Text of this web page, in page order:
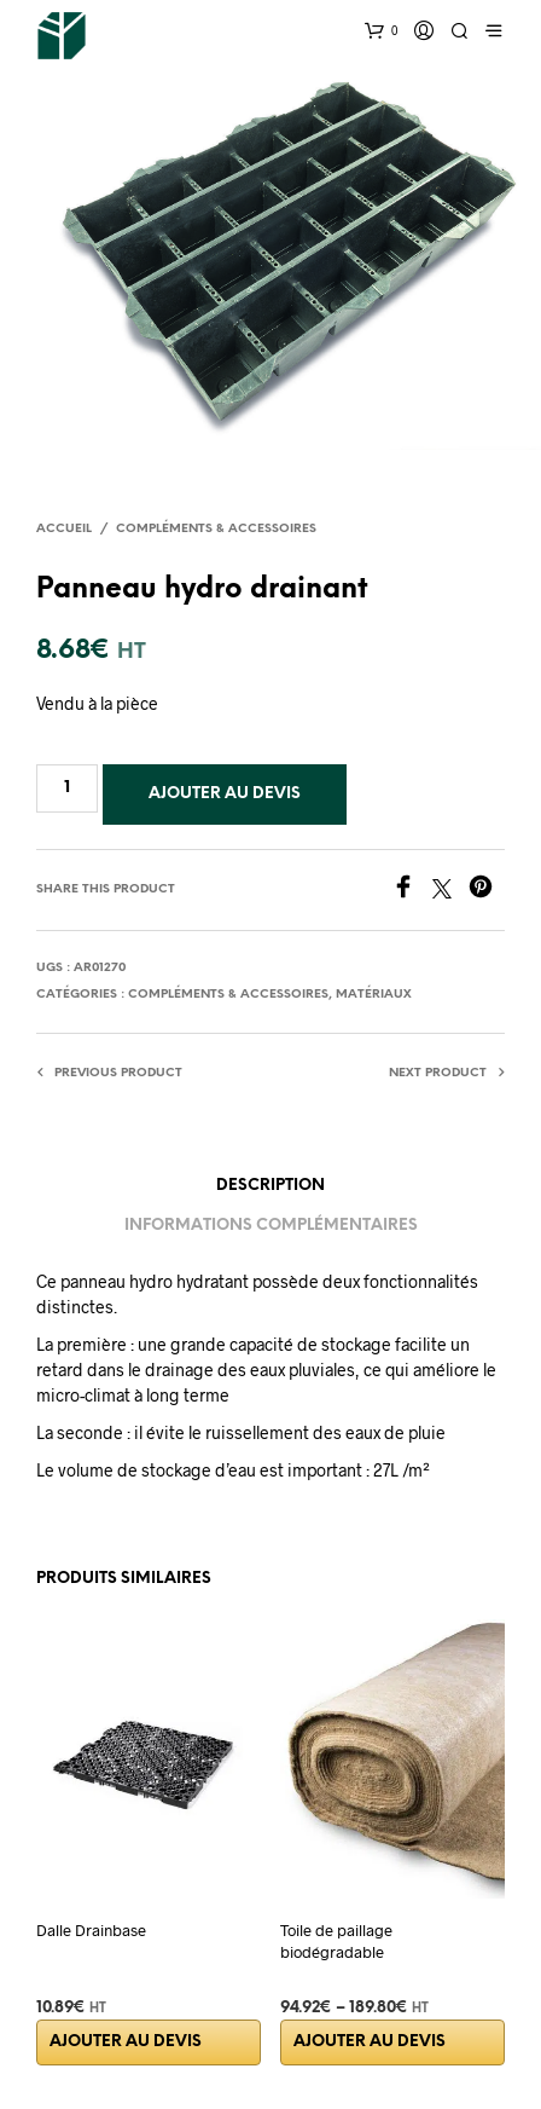
0
ACCUEIL / COMPLÉMENTS & ACCESSOIRES
Panneau hydro drainant
8.68€ HT
Vendu à la pièce
AJOUTER AU DEVIS
SHARE THIS PRODUCT
UGS : AR01270
CATÉGORIES : COMPLÉMENTS & ACCESSOIRES, MATÉRIAUX
PREVIOUS PRODUCT NEXT PRODUCT
DESCRIPTION
INFORMATIONS COMPLÉMENTAIRES
Ce panneau hydro hydratant possède deux fonctionnalités
distinctes.
La première : une grande capacité de stockage facilite un
retard dans le drainage des eaux pluviales, ce qui améliore le
micro-climat à long terme
La seconde : il évite le ruissellement des eaux de pluie
Le volume de stockage d’eau est important : 27L /m²
PRODUITS SIMILAIRES
Dalle Drainbase
10.89€ HT
AJOUTER AU DEVIS
Toile de paillage
biodégradable
94.92€ – 189.80€ HT
AJOUTER AU DEVIS
Ce